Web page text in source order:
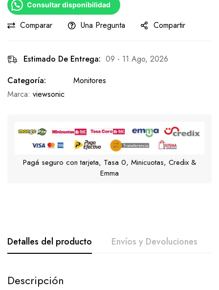
Consultar disponibilidad
Comparar Una Pregunta Compartir
Estimado De Entrega: 09 - 11 Ago, 2026
Categoría:
Monitores
Marca: viewsonic
Pagá seguro con tarjeta, Tasa 0, Minicuotas, Credix &
Emma
Detalles del producto Envíos y Devoluciones
Descripción